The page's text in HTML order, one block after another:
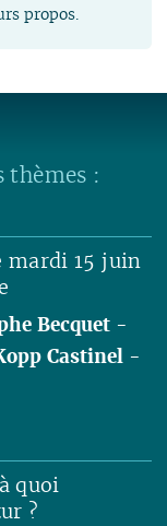
propos.
thèmes :
mardi 15 juin
Becquet -
Castinel -
quoi
?